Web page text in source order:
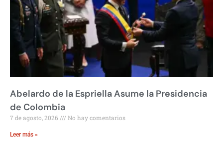
Abelardo de la Espriella Asume la Presidencia
de Colombia
7 de agosto, 2026 No hay comentarios
Leer más »